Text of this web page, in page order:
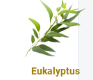
Eukalyptus